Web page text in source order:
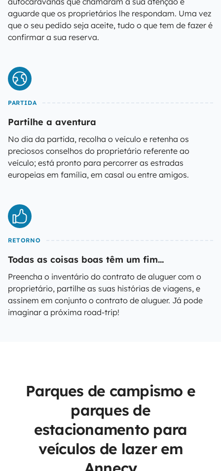
aguarde que os proprietários lhe respondam. Uma vez
que o seu pedido seja aceite, tudo o que tem de fazer é
confirmar a sua reserva.
PARTIDA
Partilhe a aventura
No dia da partida, recolha o veículo e retenha os
preciosos conselhos do proprietário referente ao
veículo; está pronto para percorrer as estradas
europeias em família, em casal ou entre amigos.
RETORNO
Todas as coisas boas têm um fim...
Preencha o inventário do contrato de aluguer com o
proprietário, partilhe as suas histórias de viagens, e
assinem em conjunto o contrato de aluguer. Já pode
imaginar a próxima road-trip!
Parques de campismo e
parques de
estacionamento para
veículos de lazer em